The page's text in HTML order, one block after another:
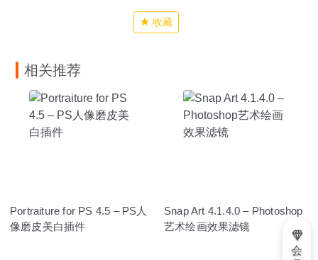
收藏
相关推荐
Portraiture for PS 4.5 – PS人
像磨皮美白插件
Snap Art 4.1.4.0 – Photoshop
艺术绘画效果滤镜
会